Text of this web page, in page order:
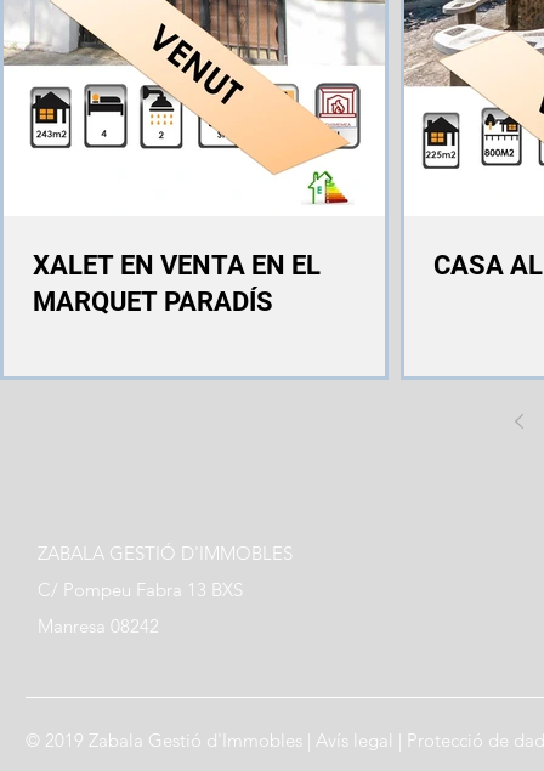
XALET EN VENTA EN EL
MARQUET PARADÍS
CASA
ZABALA GESTIÓ D'IMMOBLES
C/ Pompeu Fabra 13 BXS
Manresa 08242
© 2019 Zabala Gestió d'Immobles | Avís legal | Protecció de